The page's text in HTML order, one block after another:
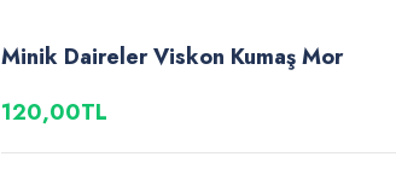
Minik Daireler Viskon Kumaş Mor
120,00TL